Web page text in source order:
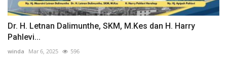
Dr. H. Letnan Dalimunthe, SKM, M.Kes dan H. Harry
Pahlevi...
winda Mar 6, 2025 596